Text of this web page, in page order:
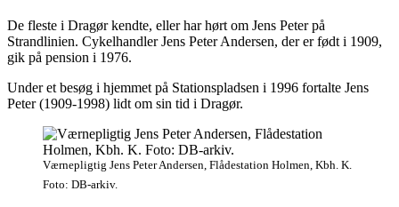
De fleste i Dragør kendte, eller har hørt om Jens Peter på
Strandlinien. Cykelhandler Jens Peter Andersen, der er født i 1909,
gik på pension i 1976.
Under et besøg i hjemmet på Stationspladsen i 1996 fortalte Jens
Peter (1909-1998) lidt om sin tid i Dragør.
Værnepligtig Jens Peter Andersen, Flådestation Holmen, Kbh. K.
Foto: DB-arkiv.